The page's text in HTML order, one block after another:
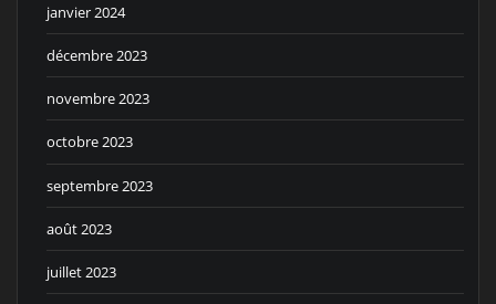
janvier 2024
décembre 2023
novembre 2023
octobre 2023
septembre 2023
août 2023
juillet 2023